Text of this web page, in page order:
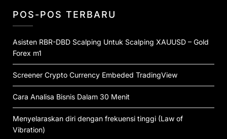
POS-POS TERBARU
Asisten RBR-DBD Scalping Untuk Scalping XAUUSD – Gold
Forex m1
Screener Crypto Currency Embeded TradingView
Cara Analisa Bisnis Dalam 30 Menit
Menyelaraskan diri dengan frekuensi tinggi (Law of
Vibration)